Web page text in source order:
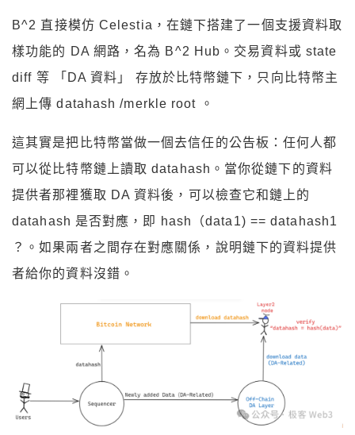
B^2 直接模仿 Celestia，在鏈下搭建了一個支援資料取
樣功能的 DA 網路，名為 B^2 Hub。交易資料或 state
diff 等 「DA 資料」 存放於比特幣鏈下，只向比特幣主
網上傳 datahash /merkle root 。
這其實是把比特幣當做一個去信任的公告板：任何人都
可以從比特幣鏈上讀取 datahash。當你從鏈下的資料
提供者那裡獲取 DA 資料後，可以檢查它和鏈上的
datahash 是否對應，即 hash（data1) == datahash1
？。如果兩者之間存在對應關係，說明鏈下的資料提供
者給你的資料沒錯。